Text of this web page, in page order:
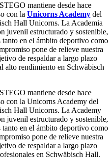
mantiene desde hace
con la Unicorns Academy del
Hall Unicorns. La Academia
juvenil estructurado y sostenible,
en el ámbito deportivo como
pone de relieve nuestra
de respaldar a largo plazo
alto rendimiento en Schwäbisch
mantiene desde hace
con la Unicorns Academy del
Hall Unicorns. La Academy
juvenil estructurado y sostenible,
en el ámbito deportivo como
pone de relieve nuestra
de respaldar a largo plazo
en Schwäbisch Hall.